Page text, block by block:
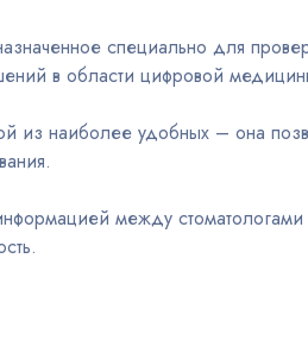
специально для
в области цифровой
из наиболее удобных – она
между стоматологами